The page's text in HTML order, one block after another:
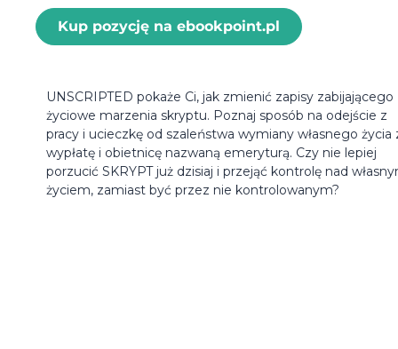
Kup pozycję na ebookpoint.pl
UNSCRIPTED pokaże Ci, jak zmienić zapisy zabijającego
życiowe marzenia skryptu. Poznaj sposób na odejście z
pracy i ucieczkę od szaleństwa wymiany własnego życia
wypłatę i obietnicę nazwaną emeryturą. Czy nie lepiej
porzucić SKRYPT już dzisiaj i przejąć kontrolę nad
życiem, zamiast być przez nie kontrolowanym?